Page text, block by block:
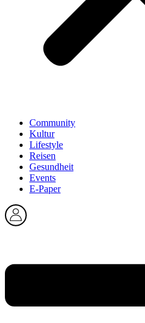
Community
Kultur
Lifestyle
Reisen
Gesundheit
Events
E-Paper